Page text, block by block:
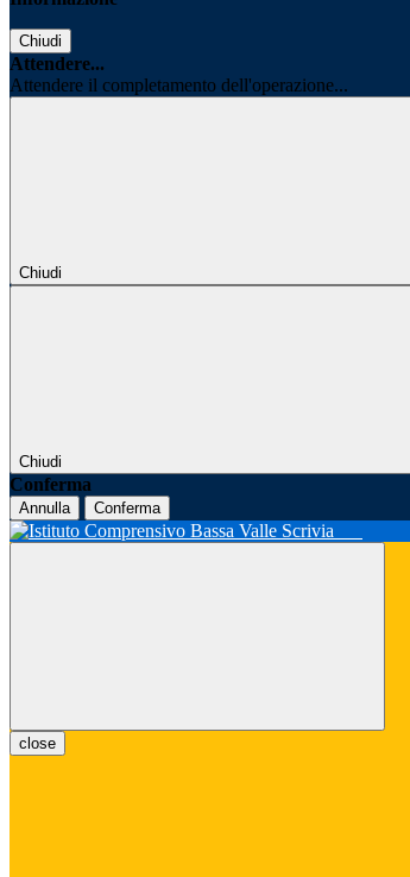
Chiudi
Attendere...
Attendere il completamento dell'operazione...
Chiudi
Chiudi
Conferma
Annulla Conferma
close